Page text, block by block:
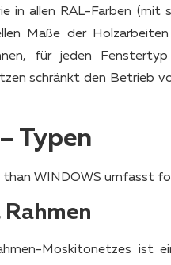
in allen RAL-Farben
Maße der
für jeden
schränkt den Betrieb
Typen
WINDOWS umfasst
Moskitonetzes ist